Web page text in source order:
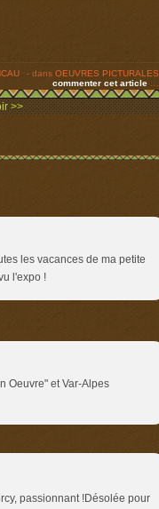
- dans OEUVRES PICTURALES
commenter cet article
>>
les vacances de ma petite
l'expo !
Oeuvre" et Var-Alpes
passionnant !Désolée pour